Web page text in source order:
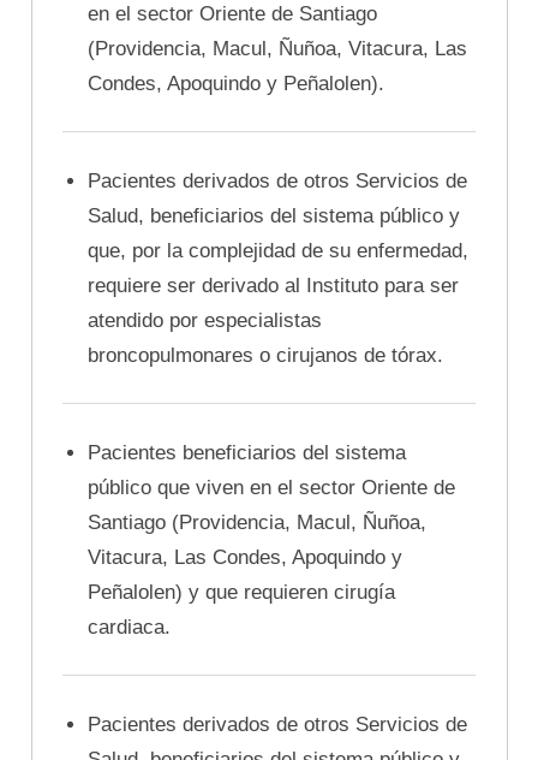
en el sector Oriente de Santiago
(Providencia, Macul, Ñuñoa, Vitacura, Las
Condes, Apoquindo y Peñalolen).
Pacientes derivados de otros Servicios de
Salud, beneficiarios del sistema público y
que, por la complejidad de su enfermedad,
requiere ser derivado al Instituto para ser
atendido por especialistas
broncopulmonares o cirujanos de tórax.
Pacientes beneficiarios del sistema
público que viven en el sector Oriente de
Santiago (Providencia, Macul, Ñuñoa,
Vitacura, Las Condes, Apoquindo y
Peñalolen) y que requieren cirugía
cardiaca.
Pacientes derivados de otros Servicios de